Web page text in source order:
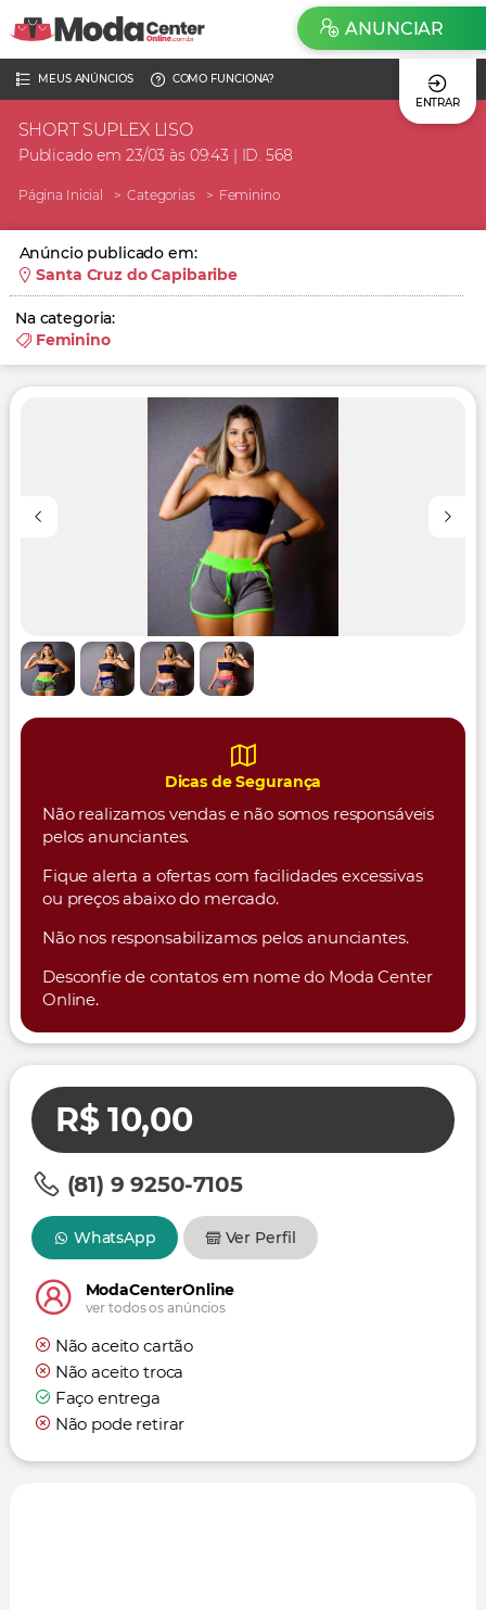
MEUS ANÚNCIOS
COMO FUNCIONA?
ENTRAR
ANUNCIAR
SHORT SUPLEX LISO
Publicado em 23/03 às 09:43 | ID. 568
Página Inicial Categorias Feminino
Anúncio publicado em:
Santa Cruz do Capibaribe
Na categoria:
Feminino
Dicas de Segurança
Não realizamos vendas e não somos responsáveis
pelos anunciantes.
Fique alerta a ofertas com facilidades excessivas
ou preços abaixo do mercado.
Não nos responsabilizamos pelos anunciantes.
Desconfie de contatos em nome do Moda Center
Online.
R$ 10,00
(81) 9 9250-7105
WhatsApp Ver Perfil
ModaCenterOnline
ver todos os anúncios
Não aceito cartão
Não aceito troca
Faço entrega
Não pode retirar